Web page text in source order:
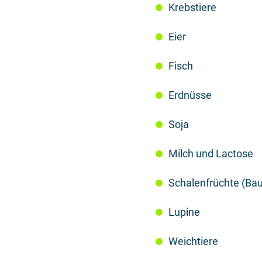
Krebstiere
Eier
Fisch
Erdnüsse
Soja
Milch und Lactose
Schalenfrüchte
Lupine
Weichtiere